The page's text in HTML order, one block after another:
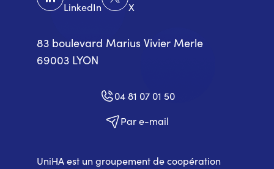
LinkedIn X
83 boulevard Marius Vivier Merle
69003 LYON
04 81 07 01 50
Par e-mail
UniHA est un groupement de coopération